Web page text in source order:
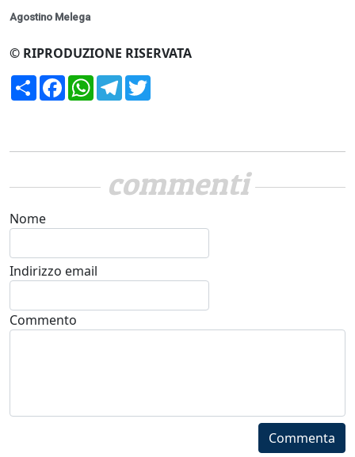
Agostino Melega
© RIPRODUZIONE RISERVATA
CondividiFacebookWhatsApp
Telegram
commenti
Nome
Indirizzo email
Commento
Commenta